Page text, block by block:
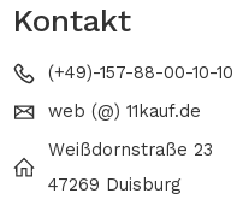
Kontakt
(+49)-157-88-00-10-10
web (@) 11kauf.de
Weißdornstraße 23
47269 Duisburg